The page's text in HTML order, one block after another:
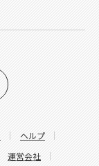
ヘルプ
運営会社